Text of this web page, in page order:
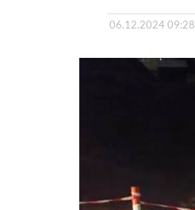
06.12.2024 09:28